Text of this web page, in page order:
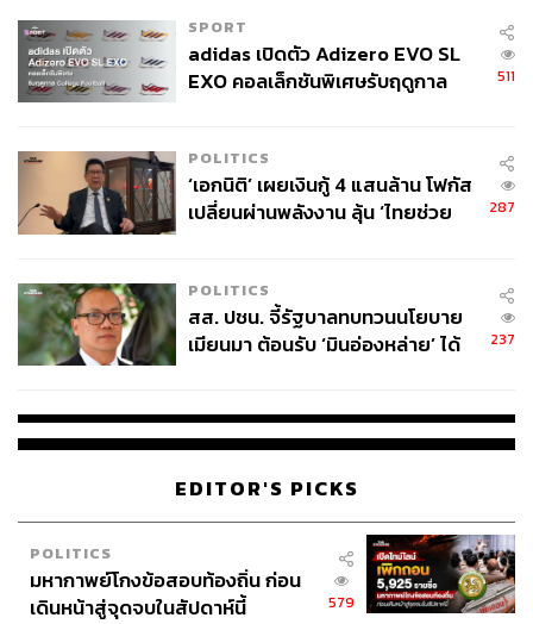
THE STANDARD TEAM
กองบรรณาธิการ THE STANDARD
ABOUT THE PHOTOGRAPHER
ช่างภาพข่าว ประจำสำนักข่าว THE
STANDARD
SPORT
adidas เปิดตัว Adizero EVO SL
EXO คอลเล็กชันพิเศษรับฤดูกาล
511
POLITICS
‘เอกนิติ’ เผยเงินกู้ 4 แสนล้าน โฟกัส
เปลี่ยนผ่านพลังงาน ลุ้น ‘ไทยช่วย
287
POLITICS
สส. ปชน. จี้รัฐบาลทบทวนนโยบาย
เมียนมา ต้อนรับ ‘มินอ่องหล่าย’ ได้
237
EDITOR'S PICKS
POLITICS
มหากาพย์โกงข้อสอบท้องถิ่น ก่อน
เดินหน้าสู่จุดจบในสัปดาห์นี้
579